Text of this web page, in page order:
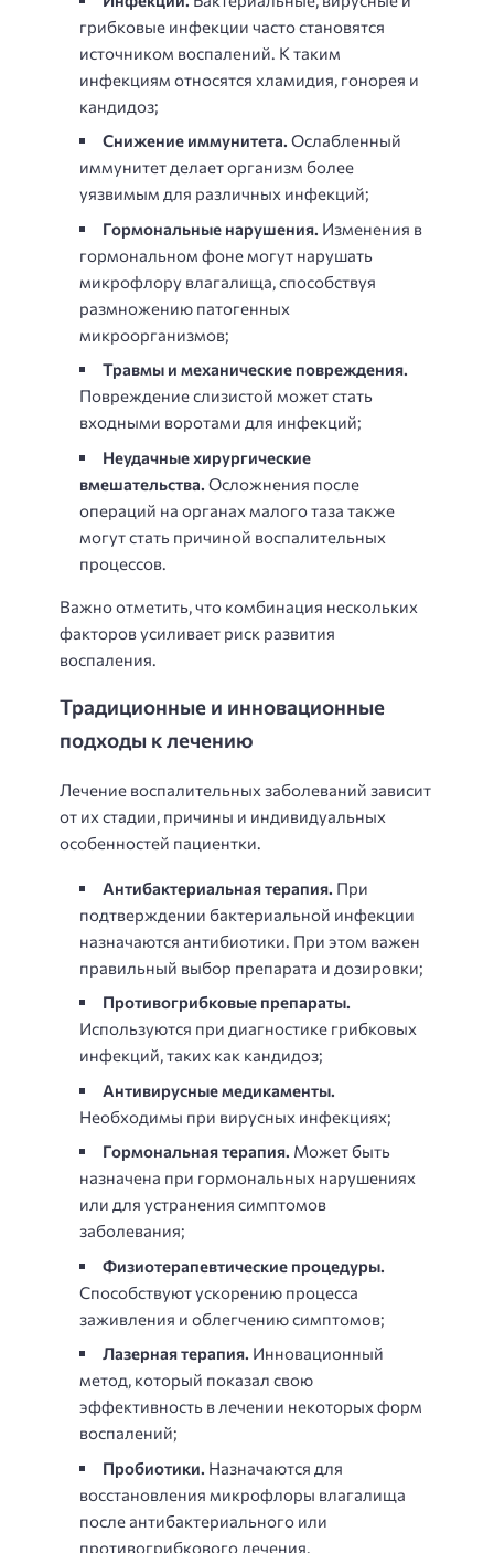
грибковые инфекции часто становятся
источником воспалений. К таким
инфекциям относятся хламидия, гонорея и
кандидоз;
Снижение иммунитета. Ослабленный
иммунитет делает организм более
уязвимым для различных инфекций;
Гормональные нарушения. Изменения в
гормональном фоне могут нарушать
микрофлору влагалища, способствуя
размножению патогенных
микроорганизмов;
Травмы и механические повреждения.
Повреждение слизистой может стать
входными воротами для инфекций;
Неудачные хирургические
вмешательства. Осложнения после
операций на органах малого таза также
могут стать причиной воспалительных
процессов.
Важно отметить, что комбинация нескольких
факторов усиливает риск развития
воспаления.
Традиционные и инновационные
подходы к лечению
Лечение воспалительных заболеваний зависит
от их стадии, причины и индивидуальных
особенностей пациентки.
Антибактериальная терапия. При
подтверждении бактериальной инфекции
назначаются антибиотики. При этом важен
правильный выбор препарата и дозировки;
Противогрибковые препараты.
Используются при диагностике грибковых
инфекций, таких как кандидоз;
Антивирусные медикаменты.
Необходимы при вирусных инфекциях;
Гормональная терапия. Может быть
назначена при гормональных нарушениях
или для устранения симптомов
заболевания;
Физиотерапевтические процедуры.
Способствуют ускорению процесса
заживления и облегчению симптомов;
Лазерная терапия. Инновационный
метод, который показал свою
эффективность в лечении некоторых форм
воспалений;
Пробиотики. Назначаются для
восстановления микрофлоры влагалища
после антибактериального или
противогрибкового лечения.